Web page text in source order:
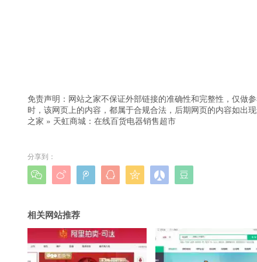
免责声明：网站之家不保证外部链接的准确性和完整性，仅做
时，该网页上的内容，都属于合规合法，后期网页的内容如出
之家 » 天虹商城：在线百货电器销售超市
分享到：
      
相关网站推荐